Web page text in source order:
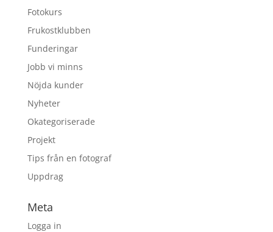
Fotokurs
Frukostklubben
Funderingar
Jobb vi minns
Nöjda kunder
Nyheter
Okategoriserade
Projekt
Tips från en fotograf
Uppdrag
Meta
Logga in